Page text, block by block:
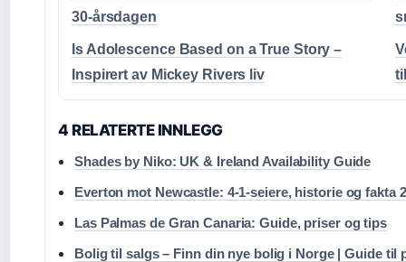
30-årsdagen
Is Adolescence Based on a True Story –
Inspirert av Mickey Rivers liv
4 RELATERTE INNLEGG
Shades by Niko: UK & Ireland Availability Guide
Everton mot Newcastle: 4-1-seiere, historie og fakta
Las Palmas de Gran Canaria: Guide, priser og tips
Bolig til salgs – Finn din nye bolig i Norge | Guide til